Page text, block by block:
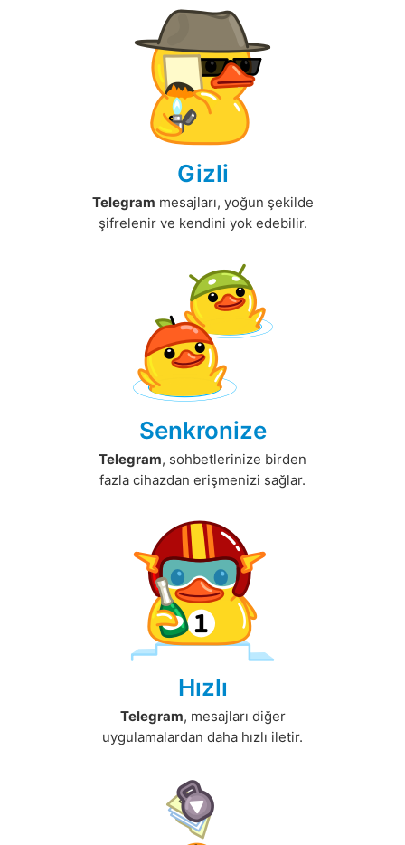
Gizli
Telegram mesajları, yoğun şekilde
şifrelenir ve kendini yok edebilir.
Senkronize
Telegram, sohbetlerinize birden
fazla cihazdan erişmenizi sağlar.
Hızlı
Telegram, mesajları diğer
uygulamalardan daha hızlı iletir.